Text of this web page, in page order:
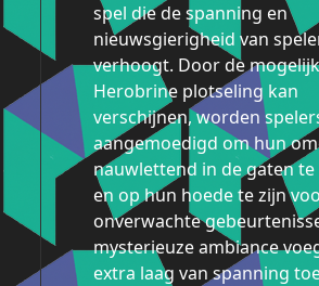
spel die de spanning en
nieuwsgierigheid van
verhoogt. Door de
Herobrine plotseling kan
verschijnen, worden
aangemoedigd om hun
nauwlettend in de gaten
en op hun hoede te zijn
onverwachte
mysterieuze ambiance
extra laag van spanning